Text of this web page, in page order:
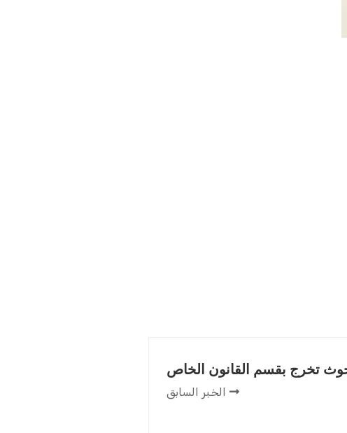
تخرج بقسم القانون الخاص
الخبر السابق